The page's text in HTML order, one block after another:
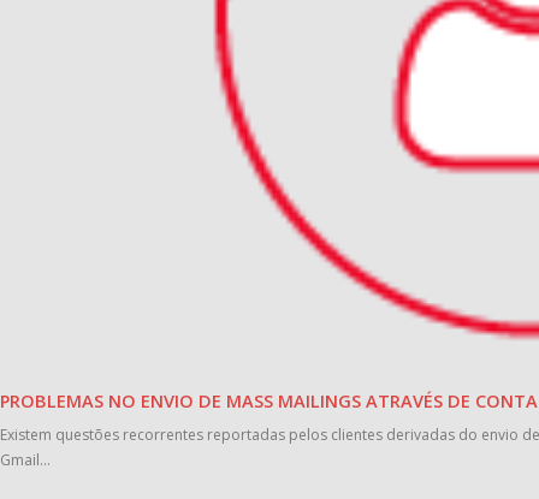
PROBLEMAS NO ENVIO DE MASS MAILINGS ATRAVÉS DE
Existem questões recorrentes reportadas pelos clientes derivadas do envio
Gmail...